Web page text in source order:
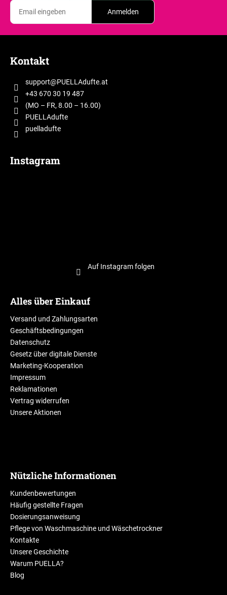
Anmelden
Kontakt
support@PUELLAdufte.at
+43 670 30 19 487
(MO – FR, 8.00 – 16.00)
PUELLAdufte
puelladufte
Instagram
Auf Instagram folgen
Alles über Einkauf
Versand und Zahlungsarten
Geschäftsbedingungen
Datenschutz
Gesetz über digitale Dienste
Marketing-Kooperation
Impressum
Reklamationen
Vertrag widerrufen
Unsere Aktionen
Nützliche Informationen
Kundenbewertungen
Häufig gestellte Fragen
Dosierungsanweisung
Pflege von Waschmaschine und Wäschetrockner
Kontakte
Unsere Geschichte
Warum PUELLA?
Blog